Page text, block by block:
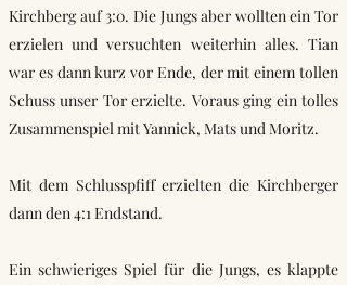
Kirchberg auf 3:0. Die Jungs aber wollten ein Tor
erzielen und versuchten weiterhin alles. Tian
war es dann kurz vor Ende, der mit einem tollen
Schuss unser Tor erzielte. Voraus ging ein tolles
Zusammenspiel mit Yannick, Mats und Moritz.
Mit dem Schlusspfiff erzielten die Kirchberger
dann den 4:1 Endstand.
Ein schwieriges Spiel für die Jungs, es klappte